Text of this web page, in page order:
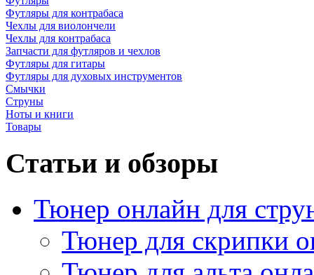
Футляры для контрабаса
Чехлы для виолончели
Чехлы для контрабаса
Запчасти для футляров и чехлов
Футляры для гитары
Футляры для духовых инструментов
Смычки
Струны
Ноты и книги
Товары
Статьи и обзоры
Тюнер онлайн для
Тюнер для скрипки